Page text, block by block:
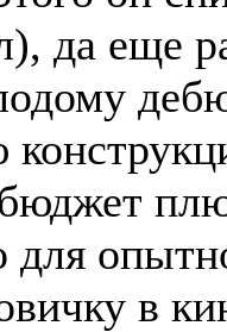
да еще
для
в